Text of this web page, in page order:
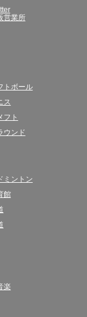
営業所
トボール
ス
フト
ウンド
ミントン
館
楽